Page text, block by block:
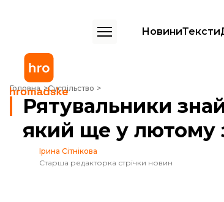
НовиниТексти
Головна Суспільство
Рятувальники знайшли тіло туриста з Києва, який ще у
Рятувальники
який ще у лютому
Ірина Сітнікова
Старша редакторка стрічки новин